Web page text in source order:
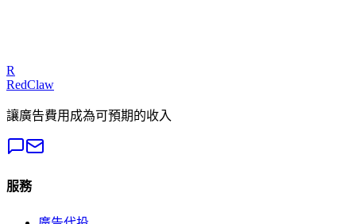
R
RedClaw
讓廣告費用成為可預期的收入
服務